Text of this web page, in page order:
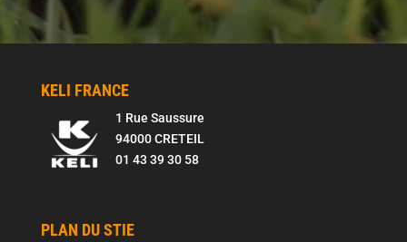
KELI FRANCE
1 Rue Saussure
94000 CRETEIL
01 43 39 30 58
PLAN DU STIE